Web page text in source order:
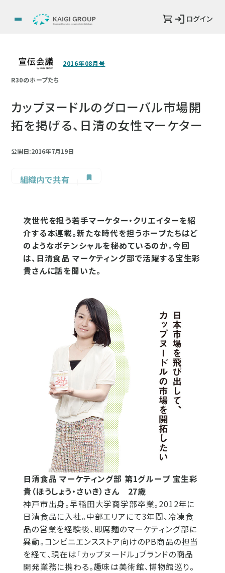
ログイン
2016年08月号
R30のホープたち
カップヌードルのグローバル市場開
拓を掲げる、日清の女性マーケター
公開日:2016年7月19日
組織内で共有
次世代を担う若手マーケター・クリエイターを紹
介する本連載。新たな時代を担うホープたちはど
のようなポテンシャルを秘めているのか。今回
は、日清食品 マーケティング部で活躍する宝生彩
貴さんに話を聞いた。
日清食品 マーケティング部 第1グループ 宝生彩
貴（ほうしょう・さいき）さん 27歳
神戸市出身。早稲田大学商学部卒業。2012年に
日清食品に入社。中部エリアにて3年間、冷凍食
品の営業を経験後、即席麺のマーケティング部に
異動。コンビニエンスストア向けのPB商品の担当
を経て、現在は「カップヌードル」ブランドの商品
開発業務に携わる。趣味は美術館、博物館巡り。